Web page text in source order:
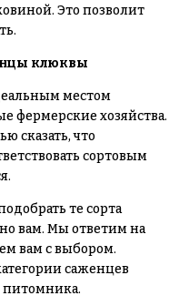
Это позволит
клюквы
местом
фермерские хозяйства.
сказать, что
сортовым
те сорта
вам. Мы ответим на
вам с выбором.
саженцев